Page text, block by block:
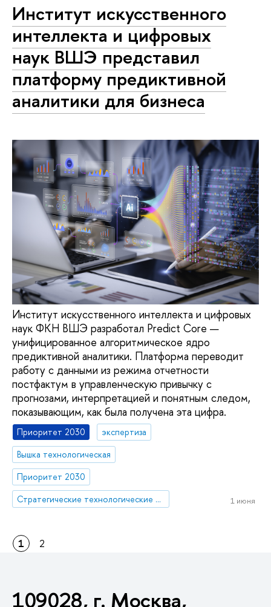
Институт искусственного
интеллекта и цифровых
наук ВШЭ представил
платформу предиктивной
аналитики для бизнеса
Институт искусственного интеллекта и цифровых
наук ФКН ВШЭ разработал Predict Core —
унифицированное алгоритмическое ядро
предиктивной аналитики. Платформа переводит
работу с данными из режима отчетности
постфактум в управленческую привычку с
прогнозами, интерпретацией и понятным следом,
показывающим, как была получена эта цифра.
Приоритет 2030
экспертиза
Вышка технологическая
Приоритет 2030
Стратегические технологические проекты
1 июня
1 2
109028, г. Москва,